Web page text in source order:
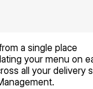
a single place
your menu on
all your delivery